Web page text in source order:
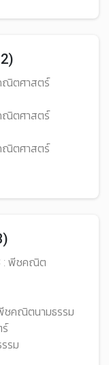
ณิตศาสตร์
ณิตศาสตร์
ณิตศาสตร์
: พีชคณิต
ชคณิตนามธรรม
ร์
รม